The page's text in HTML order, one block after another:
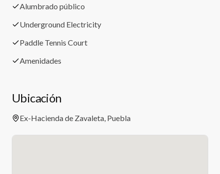
Alumbrado público
Underground Electricity
Paddle Tennis Court
Amenidades
Ubicación
Ex-Hacienda de Zavaleta, Puebla